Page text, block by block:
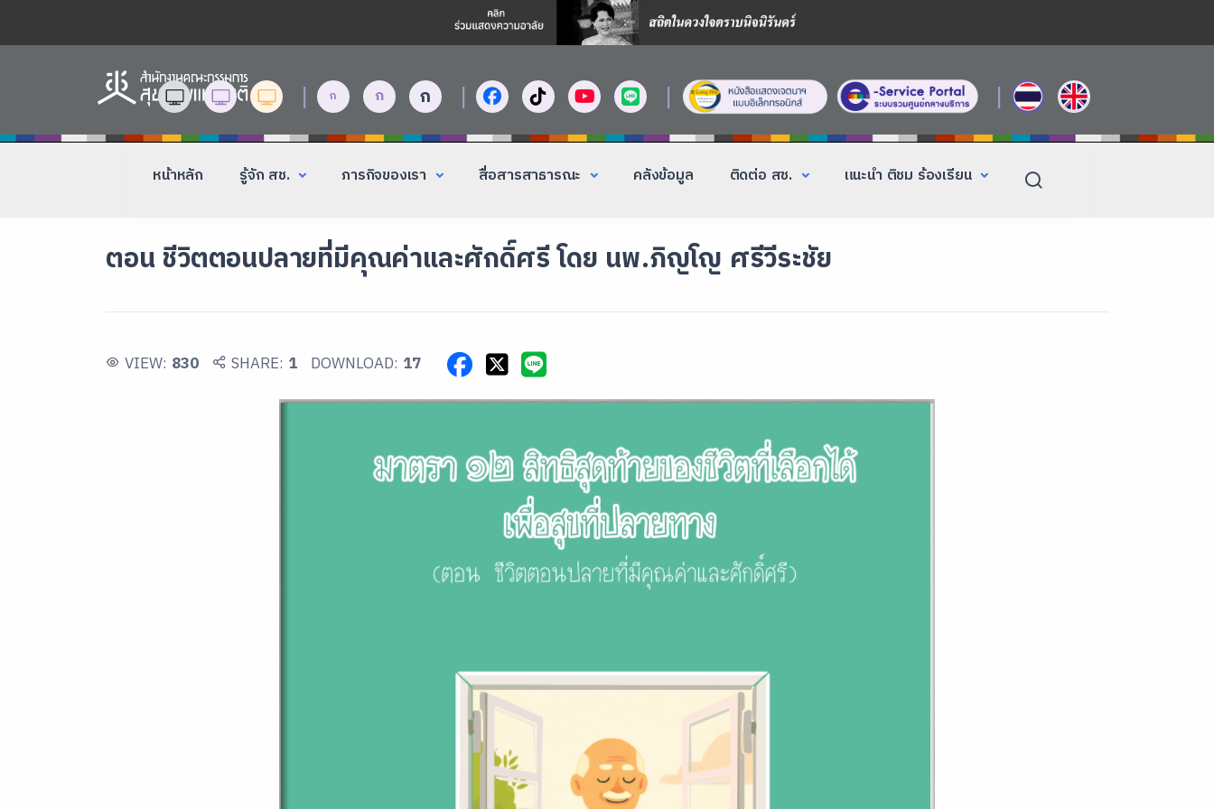
| ก ก ก | | |
หน้าหลัก รู้จัก สช. ภารกิจของเรา สื่อสารสาธารณะ คลังข้อมูล ติดต่อ สช. แนะนำ ติชม ร้องเรียน
ตอน ชีวิตตอนปลายที่มีคุณค่าและศักดิ์ศรี โดย นพ.ภิญโญ ศรีวีระชัย
VIEW: 830 SHARE: 1 DOWNLOAD: 17